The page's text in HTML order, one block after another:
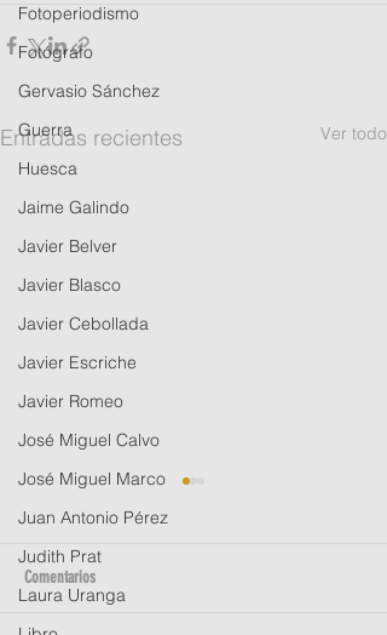
Fotoperiodismo
Fotógrafo
Gervasio Sánchez
Guerra
Huesca
Jaime Galindo
Javier Belver
Javier Blasco
Javier Cebollada
Javier Escriche
Javier Romeo
José Miguel Calvo
José Miguel Marco
Juan Antonio Pérez
Judith Prat
Laura Uranga
Entradas recientes Ver todo
Comentarios